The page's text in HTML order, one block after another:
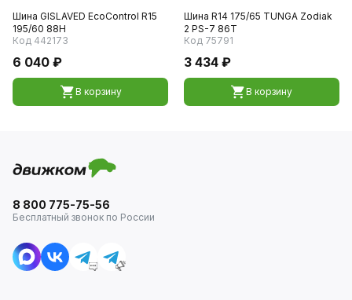
Шина GISLAVED EcoControl R15
195/60 88H
Код 442173
6 040 ₽
В корзину
Шина R14 175/65 TUNGA Zodiak
2 PS-7 86T
Код 75791
3 434 ₽
В корзину
8 800 775-75-56
Бесплатный звонок по России